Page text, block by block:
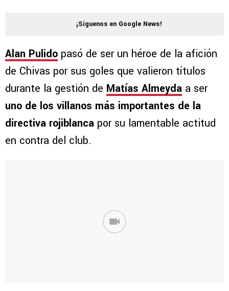
¡Síguenos en Google News!
Alan Pulido pasó de ser un héroe de la afición
de Chivas por sus goles que valieron títulos
durante la gestión de Matías Almeyda a ser
uno de los villanos más importantes de la
directiva rojiblanca por su lamentable actitud
en contra del club.